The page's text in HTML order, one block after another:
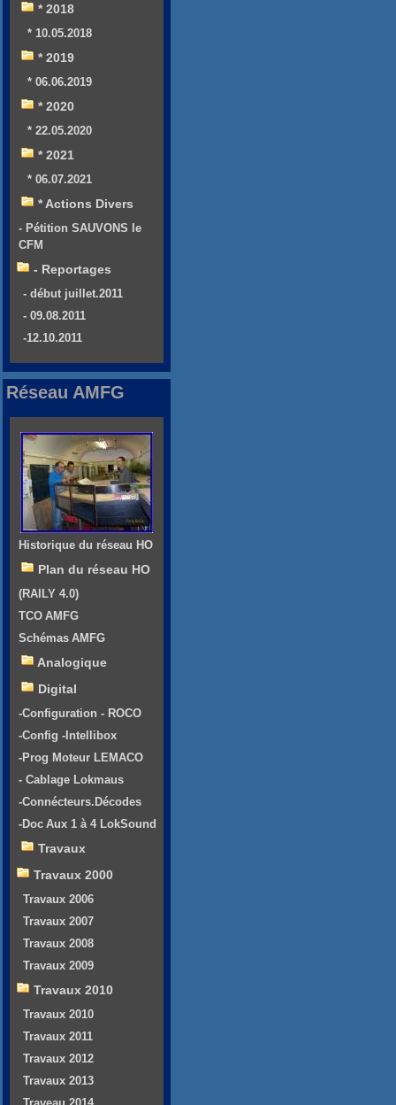
* 2018
* 10.05.2018
* 2019
* 06.06.2019
* 2020
* 22.05.2020
* 2021
* 06.07.2021
* Actions Divers
- Pétition SAUVONS le
CFM
- Reportages
- début juillet.2011
- 09.08.2011
-12.10.2011
Réseau AMFG
Historique du réseau HO
Plan du réseau HO
(RAILY 4.0)
TCO AMFG
Schémas AMFG
Analogique
Digital
-Configuration - ROCO
-Config -Intellibox
-Prog Moteur LEMACO
- Cablage Lokmaus
-Connécteurs.Décodes
-Doc Aux 1 à 4 LokSound
Travaux
Travaux 2000
Travaux 2006
Travaux 2007
Travaux 2008
Travaux 2009
Travaux 2010
Travaux 2010
Travaux 2011
Travaux 2012
Travaux 2013